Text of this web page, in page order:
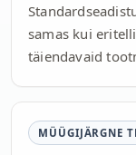
samas kui
täiendavaid
MÜÜGIJÄRGNE